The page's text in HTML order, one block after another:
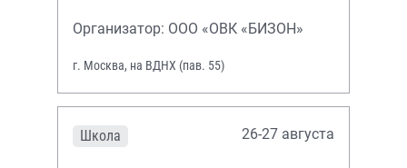
Организатор: ООО «ОВК «БИЗОН»
г. Москва, на ВДНХ (пав. 55)
Школа 26-27 августа